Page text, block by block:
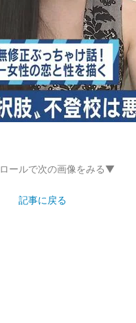
ールで次の画像をみる▼
記事に戻る